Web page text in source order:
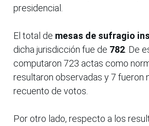
presidencial.
El total de mesas de sufragio
dicha jurisdicción fue de 782 . De
computaron 723 actas como
resultaron observadas y 7 fueron
recuento de votos.
Por otro lado, respecto a los